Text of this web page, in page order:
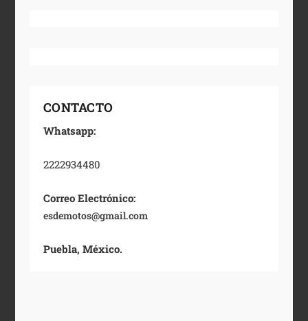
CONTACTO
Whatsapp:
2222934480
Correo Electrónico:
esdemotos@gmail.com
Puebla, México.